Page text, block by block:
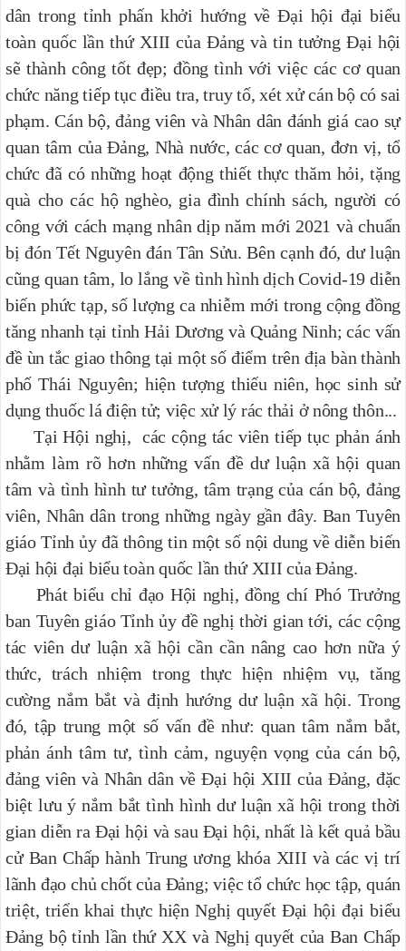
dân trong tỉnh phấn khởi hướng về Đại hội đại biểu
toàn quốc lần thứ XIII của Đảng và tin tưởng Đại hội
sẽ thành công tốt đẹp; đồng tình với việc các cơ quan
chức năng tiếp tục điều tra, truy tố, xét xử cán bộ có sai
phạm. Cán bộ, đảng viên và Nhân dân đánh giá cao sự
quan tâm của Đảng, Nhà nước, các cơ quan, đơn vị, tổ
chức đã có những hoạt động thiết thực thăm hỏi, tặng
quà cho các hộ nghèo, gia đình chính sách, người có
công với cách mạng nhân dịp năm mới 2021 và chuẩn
bị đón Tết Nguyên đán Tân Sửu. Bên cạnh đó, dư luận
cũng quan tâm, lo lắng về tình hình dịch Covid-19 diễn
biến phức tạp, số lượng ca nhiễm mới trong cộng đồng
tăng nhanh tại tỉnh Hải Dương và Quảng Ninh; các vấn
đề ùn tắc giao thông tại một số điểm trên địa bàn thành
phố Thái Nguyên; hiện tượng thiếu niên, học sinh sử
dụng thuốc lá điện tử; việc xử lý rác thải ở nông thôn...
Tại Hội nghị, các cộng tác viên tiếp tục phản ánh
nhằm làm rõ hơn những vấn đề dư luận xã hội quan
tâm và tình hình tư tưởng, tâm trạng của cán bộ, đảng
viên, Nhân dân trong những ngày gần đây. Ban Tuyên
giáo Tỉnh ủy đã thông tin một số nội dung về diễn biến
Đại hội đại biểu toàn quốc lần thứ XIII của Đảng.
Phát biểu chỉ đạo Hội nghị, đồng chí Phó Trưởng
ban Tuyên giáo Tỉnh ủy đề nghị thời gian tới, các cộng
tác viên dư luận xã hội cần cần nâng cao hơn nữa ý
thức, trách nhiệm trong thực hiện nhiệm vụ, tăng
cường nắm bắt và định hướng dư luận xã hội. Trong
đó, tập trung một số vấn đề như: quan tâm nắm bắt,
phản ánh tâm tư, tình cảm, nguyện vọng của cán bộ,
đảng viên và Nhân dân về Đại hội XIII của Đảng, đặc
biệt lưu ý nắm bắt tình hình dư luận xã hội trong thời
gian diễn ra Đại hội và sau Đại hội, nhất là kết quả bầu
cử Ban Chấp hành Trung ương khóa XIII và các vị trí
lãnh đạo chủ chốt của Đảng; việc tổ chức học tập, quán
triệt, triển khai thực hiện Nghị quyết Đại hội đại biểu
Đảng bộ tỉnh lần thứ XXvà Nghị quyết của Ban Chấp